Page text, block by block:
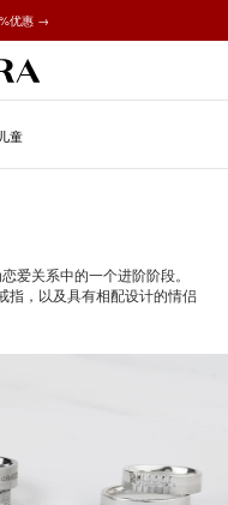
优惠 →
费调整尺寸
儿童
爱关系中的一个进阶阶段。
指，以及具有相配设计的情侣